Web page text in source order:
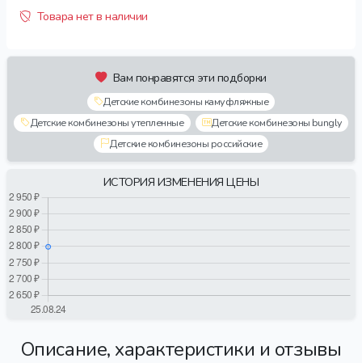
Товара нет в наличии
Вам понравятся эти подборки
Детские комбинезоны камуфляжные
Детские комбинезоны утепленные
Детские комбинезоны bungly
Детские комбинезоны российские
ИСТОРИЯ ИЗМЕНЕНИЯ ЦЕНЫ
Описание, характеристики и отзывы